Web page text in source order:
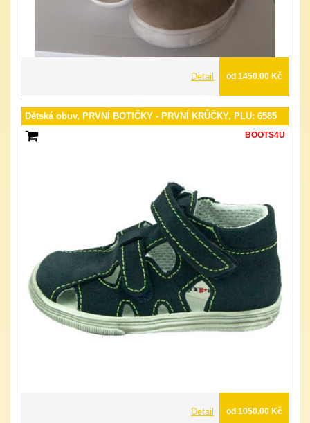
Detail od 1450.00 Kč
Dětská obuv, PRVNÍ BOTIČKY - PRVNÍ KRŮČKY, PLU: 6585
BOOTS4U
Detail od 1050.00 Kč